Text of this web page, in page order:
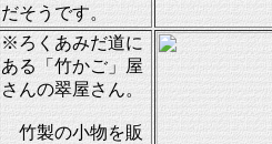
だそうです。
※ろくあみだ道に
ある「竹かご」屋
さんの翠屋さん。
竹製の小物を販